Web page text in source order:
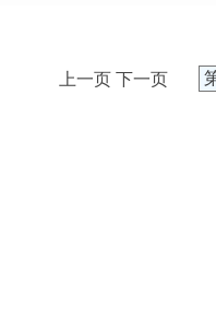
上一页 下一页